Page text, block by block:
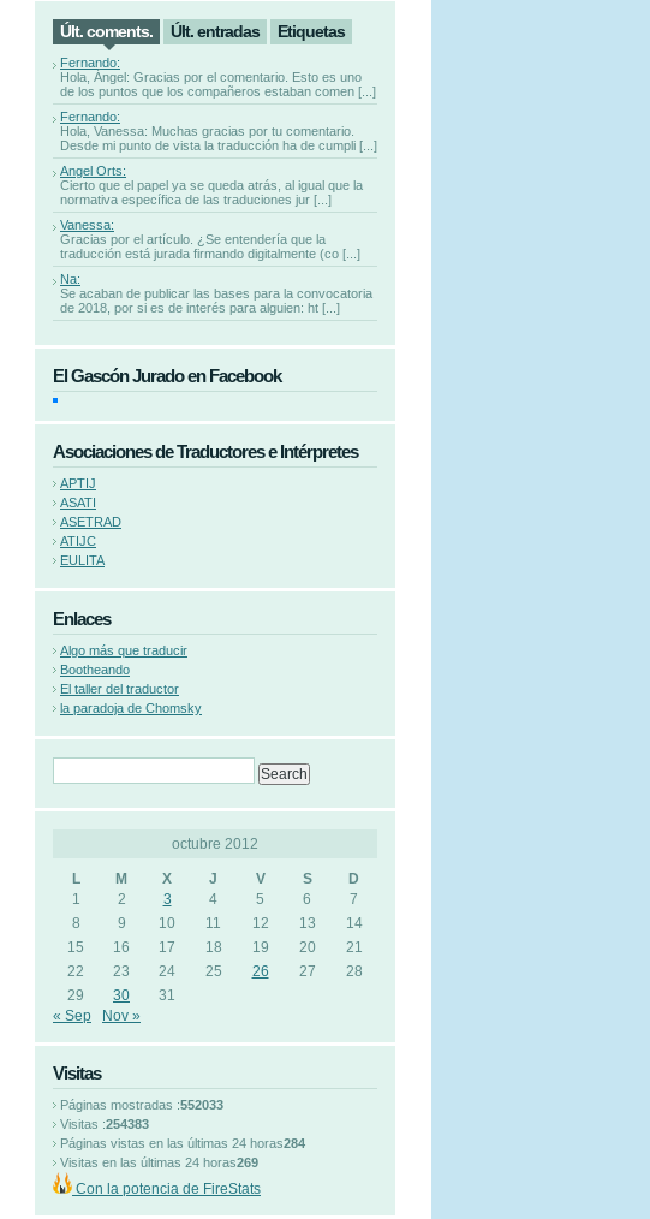
Últ. coments. Últ. entradas Etiquetas
Fernando:
Hola, Ángel: Gracias por el comentario. Esto es uno
de los puntos que los compañeros estaban comen [...]
Fernando:
Hola, Vanessa: Muchas gracias por tu comentario.
Desde mi punto de vista la traducción ha de cumpli [...]
Angel Orts:
Cierto que el papel ya se queda atrás, al igual que la
normativa específica de las traduciones jur [...]
Vanessa:
Gracias por el artículo. ¿Se entendería que la
traducción está jurada firmando digitalmente (co [...]
Na:
Se acaban de publicar las bases para la convocatoria
de 2018, por si es de interés para alguien: ht [...]
El Gascón Jurado en Facebook
Asociaciones de Traductores e Intérpretes
APTIJ
ASATI
ASETRAD
ATIJC
EULITA
Enlaces
Algo más que traducir
Bootheando
El taller del traductor
la paradoja de Chomsky
octubre 2012
L M X J V S
D
1
2 3 4 5 6
7
8
9 10 11 12 13
14
15
16 17 18 19 20
21
22
23 24 25 26 27
28
29
30
31
« Sep
Nov »
Visitas
Páginas mostradas :552033
Visitas :254383
Páginas vistas en las últimas 24 horas284
Visitas en las últimas 24 horas269
Con la potencia de FireStats